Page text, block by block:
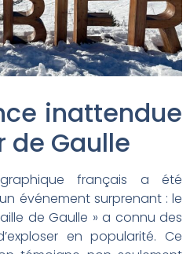
inattendue
de Gaulle
français a été
événement surprenant : le
de Gaulle » a connu des
en popularité. Ce